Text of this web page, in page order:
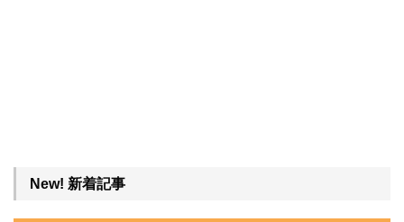
New! 新着記事